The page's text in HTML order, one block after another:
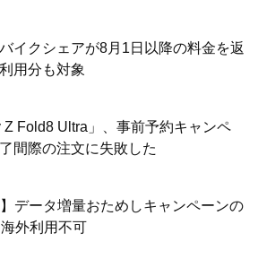
イクシェアが8月1日以降の料金を返
用分も対象
Z Fold8 Ultra」、事前予約キャンペ
間際の注文に失敗した
】データ増量おためしキャンペーンの
外利用不可